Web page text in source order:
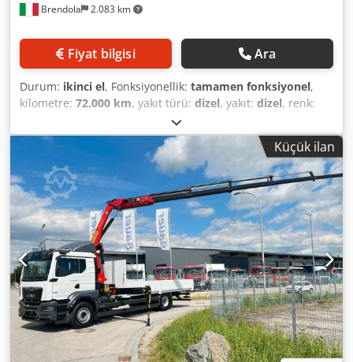
Brendola 2.083 km
Fiyat bilgisi Ara
Durum: ikinci el, Fonksiyonellik: tamamen fonksiyonel,
kilometre: 72.000 km, yakıt türü: dizel, yakıt: dizel, renk:
gündüz kabini
Donanım:klima, vinç, "DAF LF 55.280 4x2 – 2012 model
DİZEL/ Euro 5 Kilometre: 72.000 Manuel vites/ Silindir
hacmi: 6693/ Güç: 211,30 kW Azami yüklü ağırlık: 160
quintal Djdpfx Aeztdqwehkokr Kullanım yükü: 950 kg/
Dingil mesafesi: 3.800 mm Ekipmanlar: - Klima Donanım: -
Sabit kasa: 4200 x 2550 x 1140 mm (yükseklik) - PM 8523 LC
vinç * Radyo"
Küçük ilan